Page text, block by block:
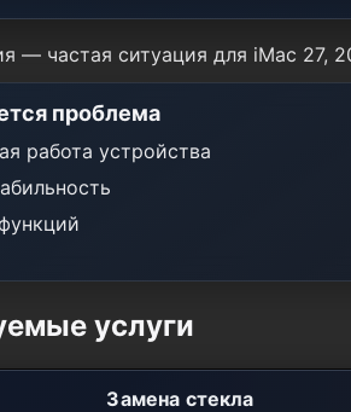
— частая ситуация для iMac 27,
проблема
работа устройства
услуги
Замена стекла